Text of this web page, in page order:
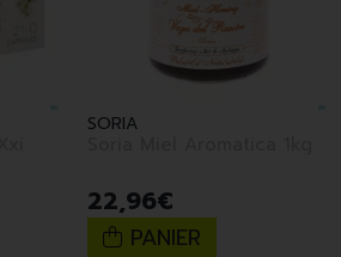
SORIA
22,96€
PANIER